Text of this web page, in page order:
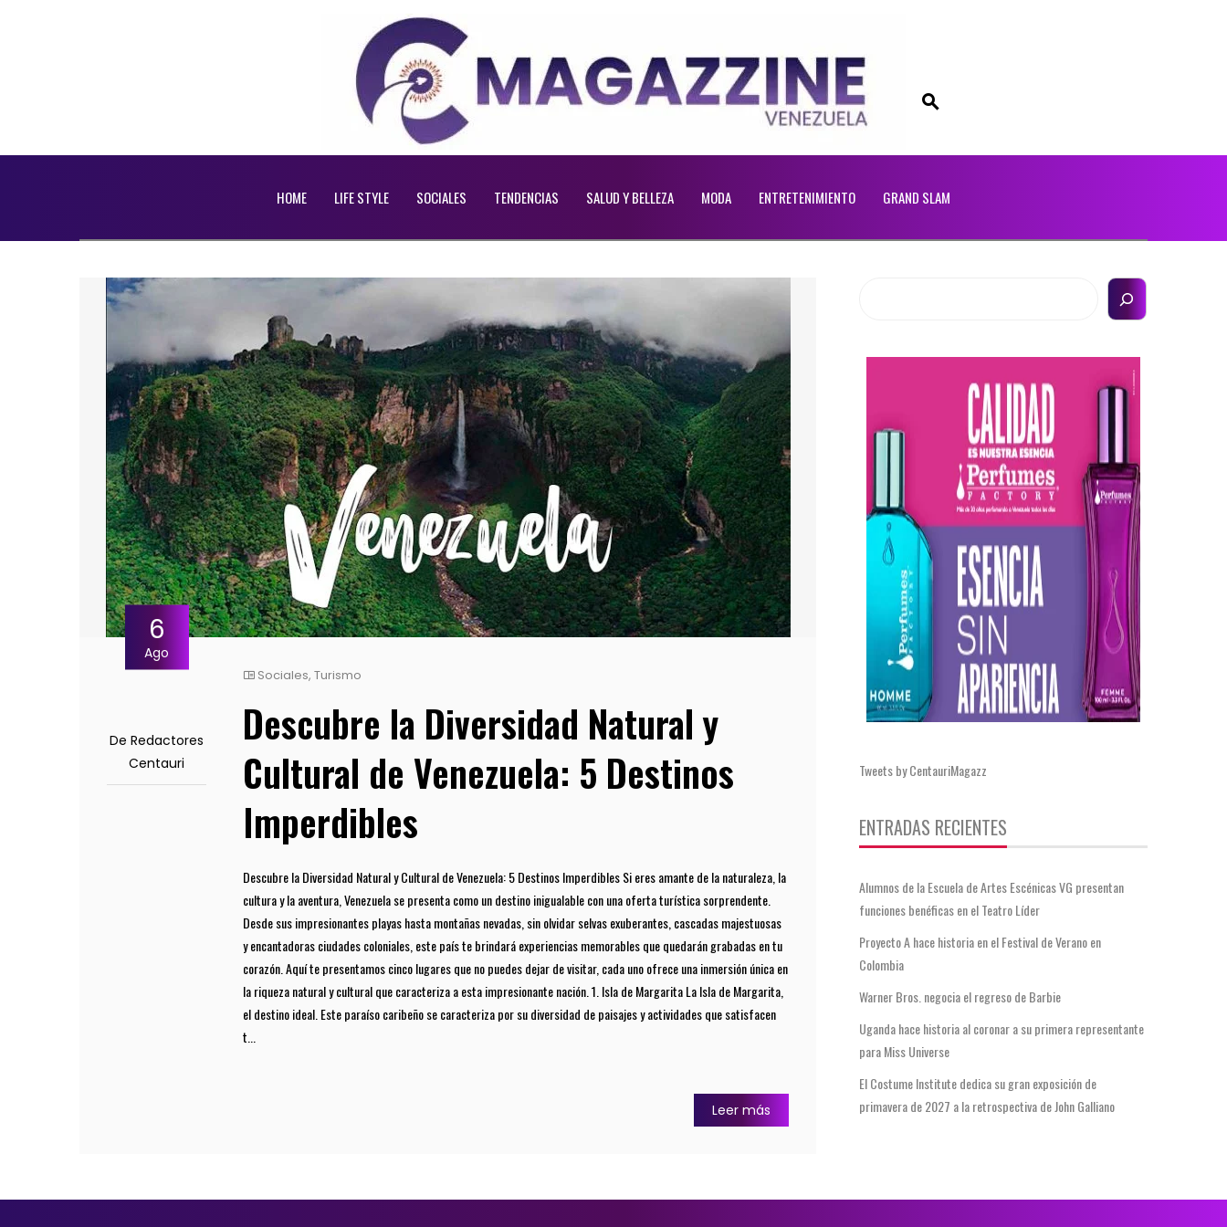
HOME LIFE STYLE SOCIALES TENDENCIAS SALUD Y BELLEZA MODA ENTRETENIMIENTO GRAND SLAM
6
Ago
De Redactores
Centauri
Sociales,Turismo
Descubre la Diversidad Natural y
Cultural de Venezuela: 5 Destinos
Imperdibles
Descubre la Diversidad Natural y Cultural de Venezuela: 5 Destinos Imperdibles Si eres amante de la naturaleza, la
cultura y la aventura, Venezuela se presenta como un destino inigualable con una oferta turística sorprendente.
Desde sus impresionantes playas hasta montañas nevadas, sin olvidar selvas exuberantes, cascadas majestuosas
y encantadoras ciudades coloniales, este país te brindará experiencias memorables que quedarán grabadas en tu
corazón. Aquí te presentamos cinco lugares que no puedes dejar de visitar, cada uno ofrece una inmersión única en
la riqueza natural y cultural que caracteriza a esta impresionante nación. 1. Isla de Margarita La Isla de Margarita,
el destino ideal. Este paraíso caribeño se caracteriza por su diversidad de paisajes y actividades que satisfacen
t...
Leer más
Tweets by CentauriMagazz
ENTRADAS RECIENTES
Alumnos de la Escuela de Artes Escénicas VG presentan
funciones benéficas en el Teatro Líder
Proyecto A hace historia en el Festival de Verano en
Colombia
Warner Bros. negocia el regreso de Barbie
Uganda hace historia al coronar a su primera representante
para Miss Universe
El Costume Institute dedica su gran exposición de
primavera de 2027 a la retrospectiva de John Galliano